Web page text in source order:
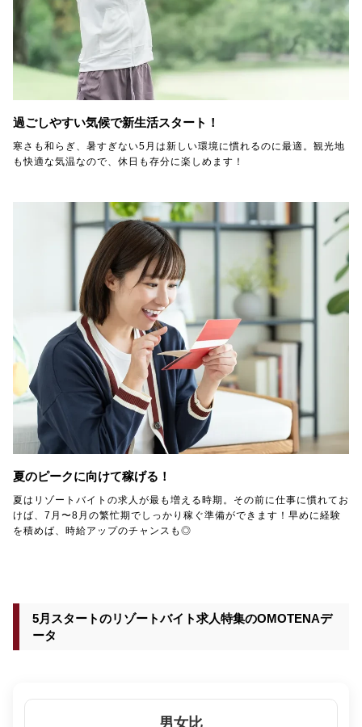
過ごしやすい気候で新生活スタート！
寒さも和らぎ、暑すぎない5月は新しい環境に慣れるのに最適。観光地
も快適な気温なので、休日も存分に楽しめます！
夏のピークに向けて稼げる！
夏はリゾートバイトの求人が最も増える時期。その前に仕事に慣れてお
けば、7月〜8月の繁忙期でしっかり稼ぐ準備ができます！早めに経験
を積めば、時給アップのチャンスも◎
5月スタートのリゾートバイト求人特集のOMOTENAデ
ータ
男女比